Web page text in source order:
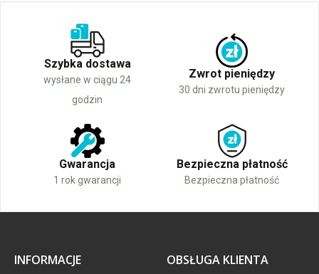
Szybka dostawa
wysłane w ciągu 24
godzin
Zwrot pieniędzy
30 dni zwrotu pieniędzy
Gwarancja
1 rok gwarancji
Bezpieczna płatność
Bezpieczna płatność
INFORMACJE OBSŁUGA KLIENTA